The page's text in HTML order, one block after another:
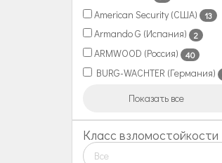
American Security (США) 13
Armando G (Испания) 2
ARMWOOD (Россия) 40
BURG-WACHTER (Германия)
Показать все
Класс взломостойкости
Все